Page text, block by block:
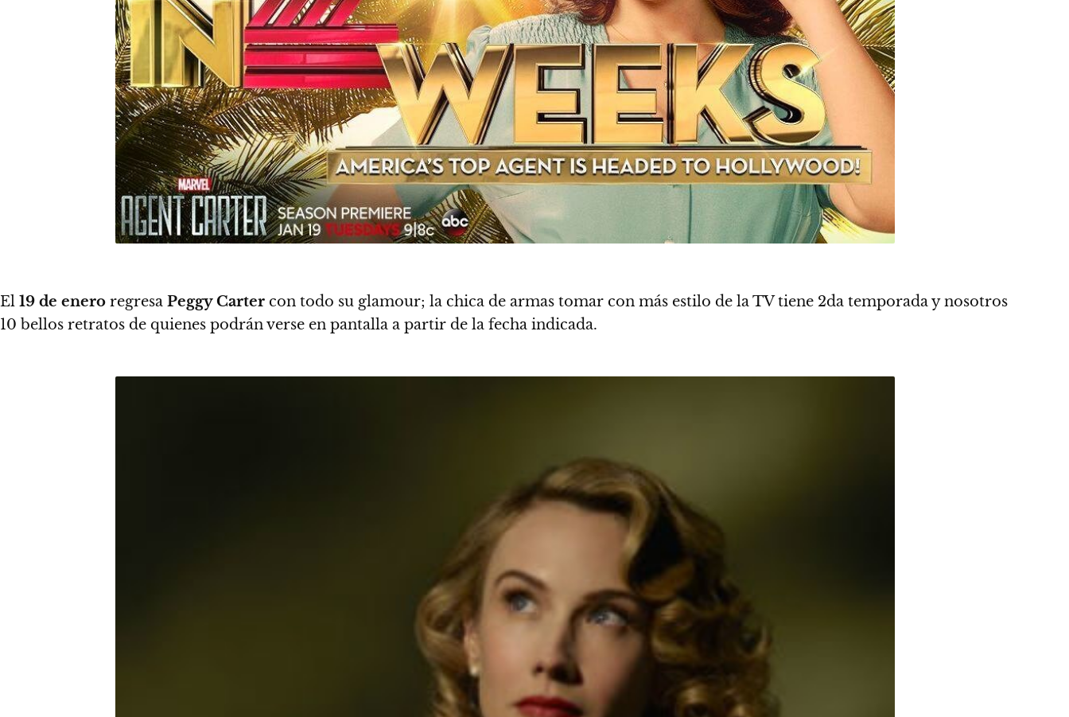
El 19 de enero regresa Peggy Carter con todo su glamour; la chica de armas tomar con más estilo de la TV tiene 2da temporada y nosotros
10 bellos retratos de quienes podrán verse en pantalla a partir de la fecha indicada.